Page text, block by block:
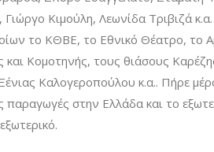
Κιμούλη, Λεωνίδα Τριβιζά κ.α.
το ΚΘΒΕ, το Εθνικό Θέατρο, το
Κομοτηνής, τους θιάσους
Καλογεροπούλου κ.α.. Πήρε
παραγωγές στην Ελλάδα και το